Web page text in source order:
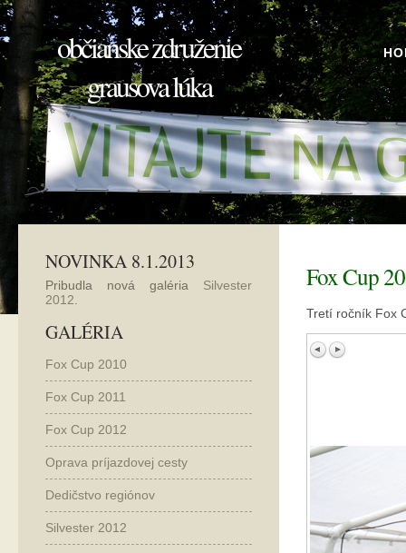
občianske združenie
grausova lúka
Fox Cup
Tretí ročník Fox
NOVINKA 8.1.2013
Pribudla nová galéria Silvester
2012
GALÉRIA
Fox Cup 2010
Fox Cup 2011
Fox Cup 2012
Oprava príjazdovej cesty
Dedičstvo regiónov
Silvester 2012